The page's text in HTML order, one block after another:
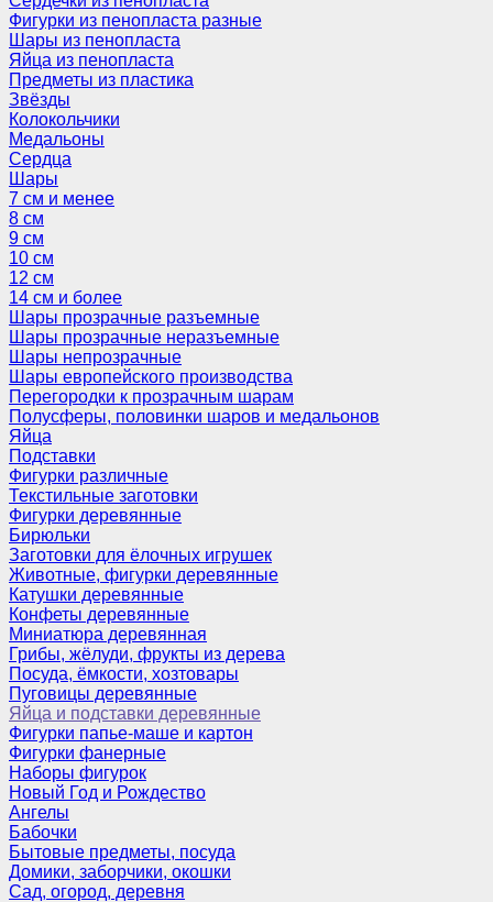
Фигурки из пенопласта разные
Шары из пенопласта
Яйца из пенопласта
Предметы из пластика
Звёзды
Колокольчики
Медальоны
Сердца
Шары
7 см и менее
8 см
9 см
10 см
12 см
14 см и более
Шары прозрачные разъемные
Шары прозрачные неразъемные
Шары непрозрачные
Шары европейского производства
Перегородки к прозрачным шарам
Полусферы, половинки шаров и медальонов
Яйца
Подставки
Фигурки различные
Текстильные заготовки
Фигурки деревянные
Бирюльки
Заготовки для ёлочных игрушек
Животные, фигурки деревянные
Катушки деревянные
Конфеты деревянные
Миниатюра деревянная
Грибы, жёлуди, фрукты из дерева
Посуда, ёмкости, хозтовары
Пуговицы деревянные
Яйца и подставки деревянные
Фигурки папье-маше и картон
Фигурки фанерные
Наборы фигурок
Новый Год и Рождество
Ангелы
Бабочки
Бытовые предметы, посуда
Домики, заборчики, окошки
Сад, огород, деревня